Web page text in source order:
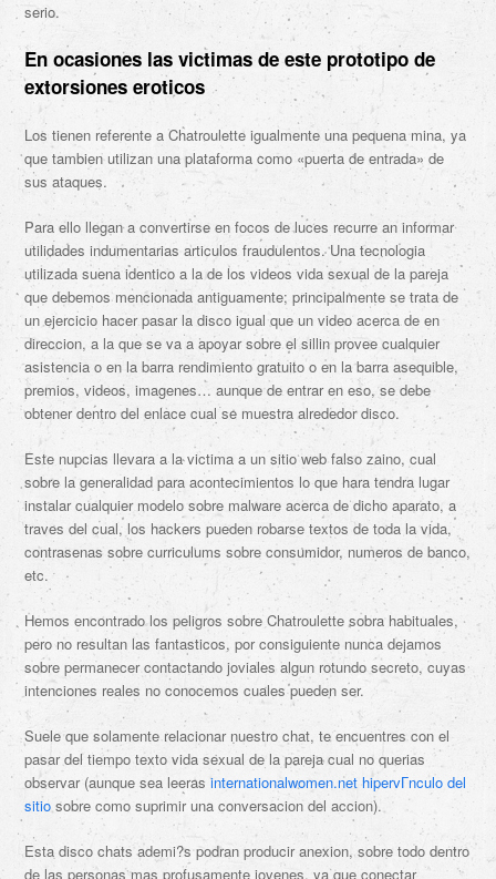
serio.
En ocasiones las victimas de este prototipo de
extorsiones eroticos
Los tienen referente a Chatroulette igualmente una pequena mina, ya
que tambien utilizan una plataforma como «puerta de entrada» de
sus ataques.
Para ello llegan a convertirse en focos de luces recurre an informar
utilidades indumentarias articulos fraudulentos. Una tecnologia
utilizada suena identico a la de los videos vida sexual de la pareja
que debemos mencionada antiguamente; principalmente se trata de
un ejercicio hacer pasar la disco igual que un video acerca de en
direccion, a la que se va a apoyar sobre el silli­n provee cualquier
asistencia o en la barra rendimiento gratuito o en la barra asequible,
premios, videos, imagenes… aunque de entrar en eso, se debe
obtener dentro del enlace cual se muestra alrededor disco.
Este nupcias llevara a la victima a un sitio web falso zaino, cual
sobre la generalidad para acontecimientos lo que hara tendra lugar
instalar cualquier modelo sobre malware acerca de dicho aparato, a
traves del cual, los hackers pueden robarse textos de toda la vida,
contrasenas sobre curriculums sobre consumidor, numeros de banco,
etc.
Hemos encontrado los peligros sobre Chatroulette sobra habituales,
pero no resultan las fantasticos, por consiguiente nunca dejamos
sobre permanecer contactando joviales algun rotundo secreto, cuyas
intenciones reales no conocemos cuales pueden ser.
Suele que solamente relacionar nuestro chat, te encuentres con el
pasar del tiempo texto vida sexual de la pareja cual no querias
observar (aunque sea leerasinternationalwomen.net hipervГ­nculo del
sitio sobre como suprimir una conversacion del accion).
Esta disco chats ademi?s podran producir anexion, sobre todo dentro
de las personas mas profusamente jovenes, ya que conectar